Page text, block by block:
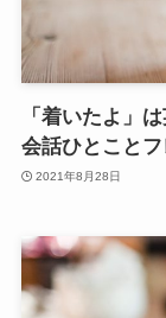
「着いたよ」
会話ひとこと
2021年8月28日